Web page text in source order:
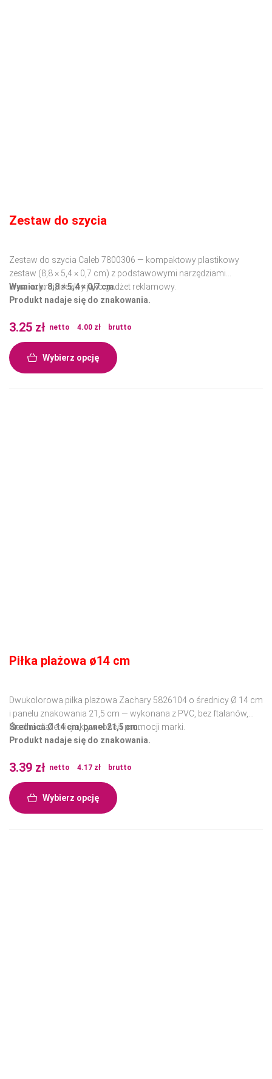
Zestaw do szycia
Zestaw do szycia Caleb 7800306 — kompaktowy plastikowy
zestaw (8,8 × 5,4 × 0,7 cm) z podstawowymi narzędziami
krawieckimi, idealny jako gadżet reklamowy.
Wymiary: 8,8 × 5,4 × 0,7 cm.
Produkt nadaje się do znakowania.
3.25 zł netto 4.00 zł brutto
Wybierz opcję
Piłka plażowa ø14 cm
Dwukolorowa piłka plażowa Zachary 5826104 o średnicy Ø 14 cm
i panelu znakowania 21,5 cm — wykonana z PVC, bez ftalanów,
idealna dla letniej aktywności i promocji marki.
Średnica Ø 14 cm, panel 21,5 cm.
Produkt nadaje się do znakowania.
3.39 zł netto 4.17 zł brutto
Wybierz opcję